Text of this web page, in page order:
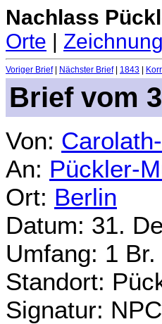
Nachlass
Orte |
Voriger Brief| Nächster Brief| 1843
Brief vom
Von:
An: Pückler-
Ort: Berlin
Datum: 31.
Umfang: 1 Br.
Standort:
Signatur: